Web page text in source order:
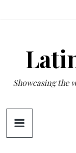
Showcasing the